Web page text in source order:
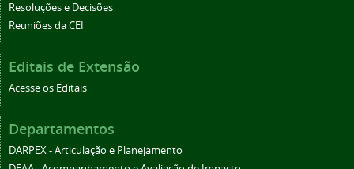
Resoluções e Decisões
Reuniões da CEI
Editais de Extensão
Acesse os Editais
Departamentos
DARPEX - Articulação e Planejamento